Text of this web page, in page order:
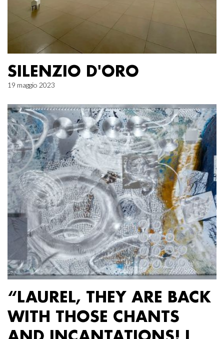
SILENZIO D'ORO
19 maggio 2023
“LAUREL, THEY ARE BACK
WITH THOSE CHANTS